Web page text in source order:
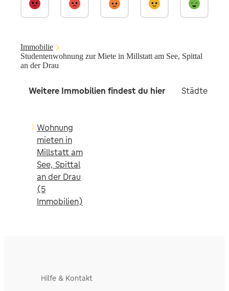
Immobilie
Studentenwohnung zur Miete in Millstatt am See, Spittal
an der Drau
Weitere Immobilien findest du hier Städte in
Wohnung
mieten in
Millstatt am
See, Spittal
an der Drau
(5
Immobilien)
Hilfe & Kontakt